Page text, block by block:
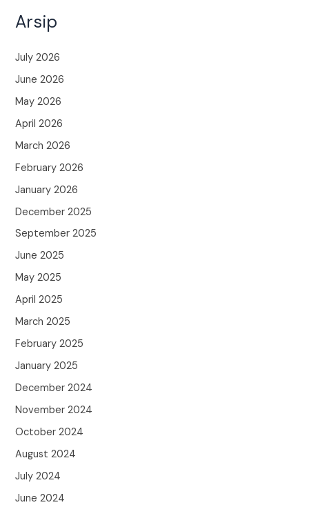
Arsip
July 2026
June 2026
May 2026
April 2026
March 2026
February 2026
January 2026
December 2025
September 2025
June 2025
May 2025
April 2025
March 2025
February 2025
January 2025
December 2024
November 2024
October 2024
August 2024
July 2024
June 2024